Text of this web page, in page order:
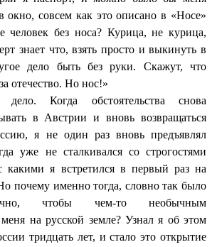
окно, совсем как это описано в «Носе»
человек без носа? Курица, не курица,
знает что, взять просто и выкинуть в
дело быть без руки. Скажут, что
отечество. Но нос!»
дело. Когда обстоятельства снова
в Австрии и вновь возвращаться
я не один раз вновь предъявлял
уже не сталкивался со строгостями
я встретился в первый раз на
почему именно тогда, словно так было
чтобы чем-то необычным
меня на русской земле? Узнал я об этом
тридцать лет, и стало это открытие